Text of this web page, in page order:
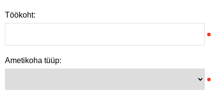
Töökoht:
Ametikoha tüüp: